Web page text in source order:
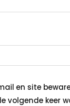
en site
volgende keer